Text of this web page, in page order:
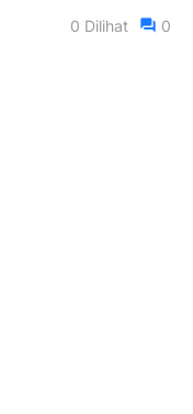
0 Dilihat 0